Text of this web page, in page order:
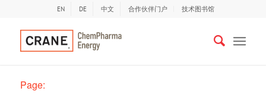
EN DE 中文 合作伙伴门户 技术图书馆
Page: